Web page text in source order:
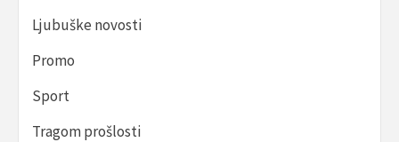
Ljubuške novosti
Promo
Sport
Tragom prošlosti